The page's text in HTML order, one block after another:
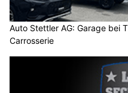
Auto Stettler AG: Garage bei
Carrosserie